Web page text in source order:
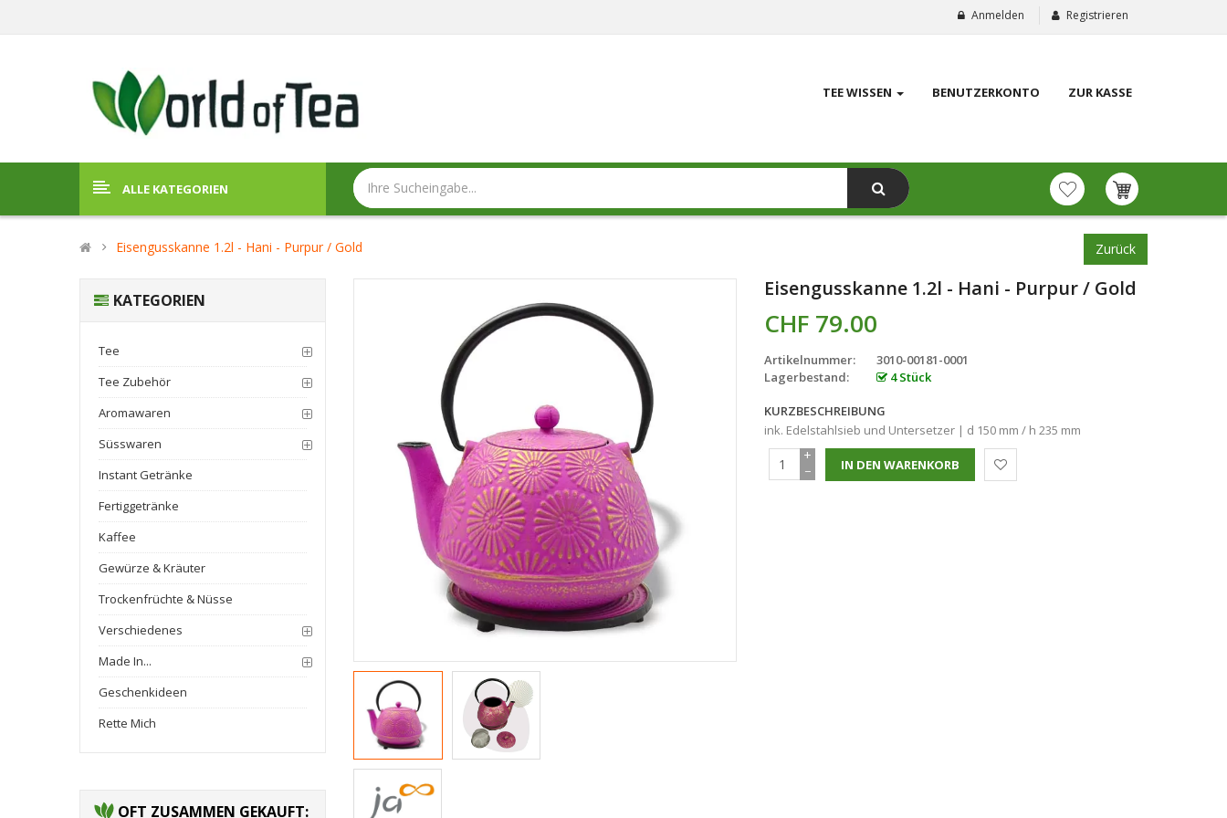
Anmelden Registrieren
TEE WISSEN BENUTZERKONTO ZUR KASSE
ALLE KATEGORIEN
Eisengusskanne 1.2l - Hani - Purpur / Gold Zurück
KATEGORIEN
Tee
Tee Zubehör
Aromawaren
Süsswaren
Instant Getränke
Fertiggetränke
Kaffee
Gewürze & Kräuter
Trockenfrüchte & Nüsse
Verschiedenes
Made In...
Geschenkideen
Rette Mich
OFT ZUSAMMEN GEKAUFT:
Eisengusskanne 1.2l - Hani - Purpur / Gold
CHF 79.00
Artikelnummer:
3010-00181-0001
Lagerbestand:
4 Stück
KURZBESCHREIBUNG
ink. Edelstahlsieb und Untersetzer | d 150 mm / h 235 mm
−
+